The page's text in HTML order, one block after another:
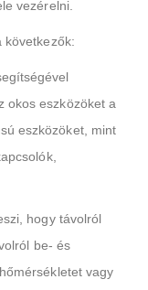
vezérelni.
következők:
okos eszközöket a
eszközöket, mint
hogy távolról
be- és
vagy